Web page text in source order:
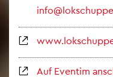
Auf Even­tim